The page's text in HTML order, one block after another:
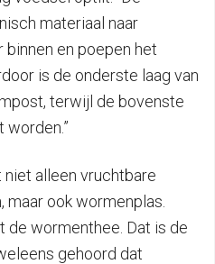
materiaal naar
binnen en poepen het
is de onderste laag van
terwijl de bovenste
worden.”
alleen vruchtbare
ook wormenplas.
de wormenthee. Dat is de
gehoord dat